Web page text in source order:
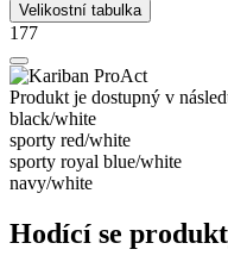
Velikostní tabulka
177
Produkt je dostupný v
black/​white
sporty red/​white
sporty royal blue/​white
navy/​white
Hodící se